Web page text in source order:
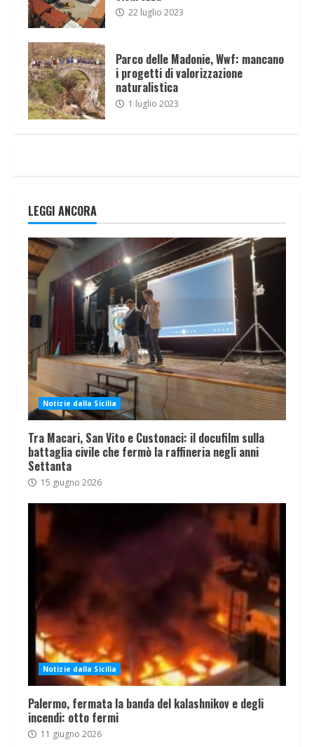
22 luglio 2023
Parco delle Madonie, Wwf: mancano
i progetti di valorizzazione
naturalistica
1 luglio 2023
LEGGI ANCORA
Notizie dalla Sicilia
Tra Macari, San Vito e Custonaci: il docufilm sulla
battaglia civile che fermò la raffineria negli anni
Settanta
15 giugno 2026
Notizie dalla Sicilia
Palermo, fermata la banda del kalashnikov e degli
incendi: otto fermi
11 giugno 2026